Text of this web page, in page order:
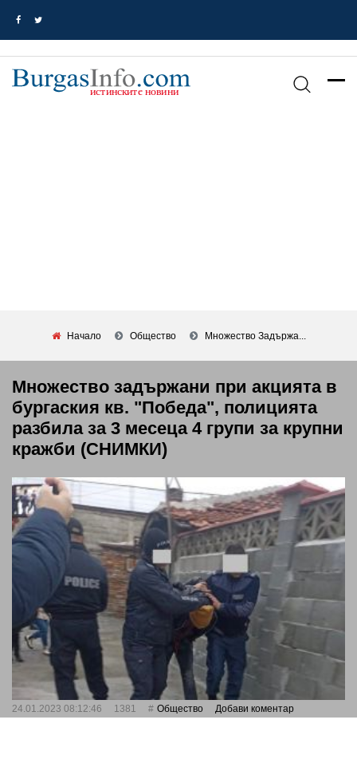
Начало Общество Множество Задържа...
Множество задържани при акцията в
бургаския кв. "Победа", полицията
разбила за 3 месеца 4 групи за крупни
кражби (СНИМКИ)
24.01.2023 08:12:46 1381 Общество Добави коментар